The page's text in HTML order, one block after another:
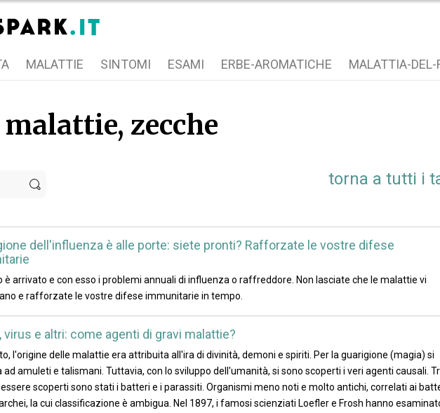
MALATTIE SINTOMI ESAMI ERBE-AROMATICHE MALATTIA-DEL-
zecche
torna a tutti i
dell'influenza è alle porte: siete pronti? Rafforzate le vostre difese
è arrivato e con esso i problemi annuali di influenza o raffreddore. Non lasciate che le malattie vi
e rafforzate le vostre difese immunitarie in tempo.
virus e altri: come agenti di gravi malattie?
l'origine delle malattie era attribuita all'ira di divinità, demoni e spiriti. Per la guarigione (magia) si
ad amuleti e talismani. Tuttavia, con lo sviluppo dell'umanità, si sono scoperti i veri agenti causali.
scoperti sono stati i batteri e i parassiti. Organismi meno noti e molto antichi, correlati ai
la cui classificazione è ambigua. Nel 1897, i famosi scienziati Loefler e Frosh hanno